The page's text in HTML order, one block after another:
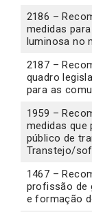
2186 –
medidas
luminosa no
2187 –
quadro
para as
1959 –
medidas que
público de
Transtejo/
1467 –
profissão de
e formação